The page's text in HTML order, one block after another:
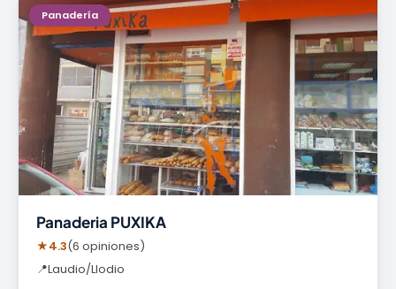
Panadería
Panaderia PUXIKA
★4.3(6 opiniones)
📍Laudio/Llodio